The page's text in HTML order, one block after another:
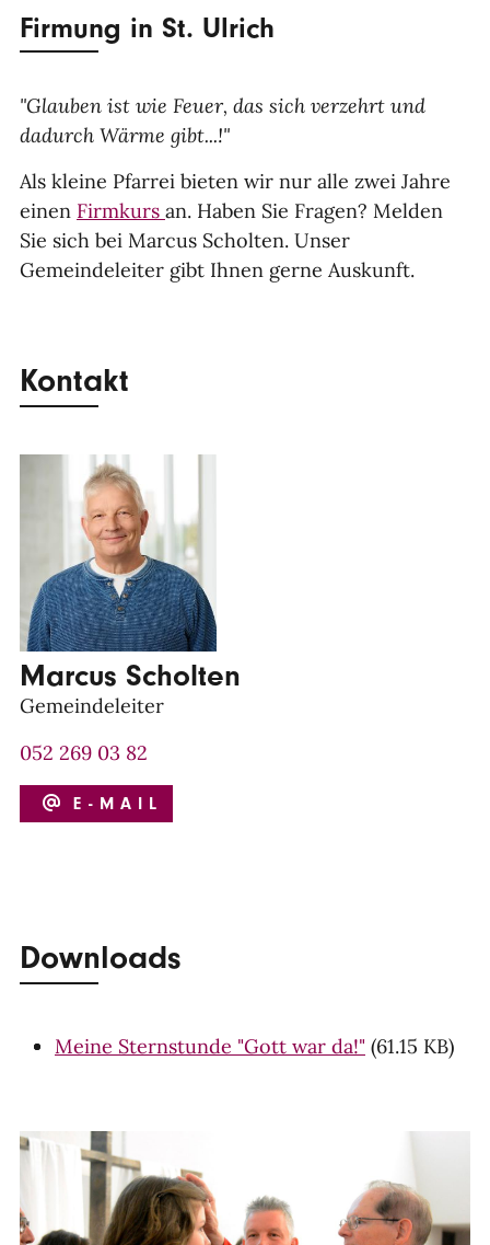
Firmung in St. Ulrich
"Glauben ist wie Feuer, das sich verzehrt und
dadurch Wärme gibt...!"
Als kleine Pfarrei bieten wir nur alle zwei Jahre
einen Firmkurs an. Haben Sie Fragen? Melden
Sie sich bei Marcus Scholten. Unser
Gemeindeleiter gibt Ihnen gerne Auskunft.
Kontakt
Marcus Scholten
Gemeindeleiter
052 269 03 82
E-MAIL
Downloads
Meine Sternstunde "Gott war da!" (61.15 KB)